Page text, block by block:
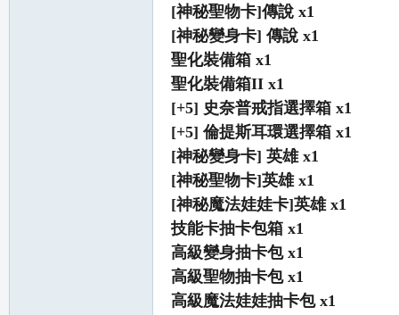
[神秘聖物卡]傳說 x1
[神秘變身卡] 傳說 x1
聖化裝備箱 x1
聖化裝備箱II x1
[+5] 史奈普戒指選擇箱 x1
[+5] 倫提斯耳環選擇箱 x1
[神秘變身卡] 英雄 x1
[神秘聖物卡]英雄 x1
[神秘魔法娃娃卡]英雄 x1
技能卡抽卡包箱 x1
高級變身抽卡包 x1
高級聖物抽卡包 x1
高級魔法娃娃抽卡包 x1